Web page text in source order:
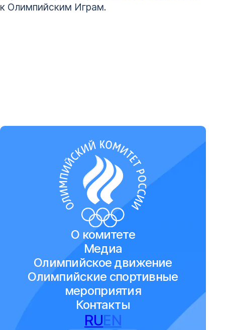
к Олимпийским Играм.
О комитете
Медиа
Олимпийское движение
Олимпийские спортивные
мероприятия
Контакты
RUEN